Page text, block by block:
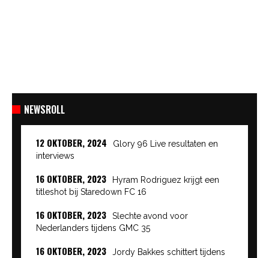
NEWSROLL
12 OKTOBER, 2024
Glory 96 Live resultaten en
interviews
16 OKTOBER, 2023
Hyram Rodriguez krijgt een
titleshot bij Staredown FC 16
16 OKTOBER, 2023
Slechte avond voor
Nederlanders tijdens GMC 35
16 OKTOBER, 2023
Jordy Bakkes schittert tijdens